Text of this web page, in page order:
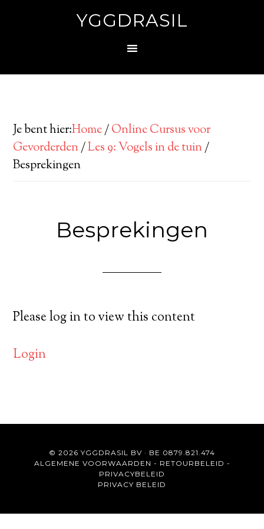
YGGDRASIL
Je bent hier:Home/Online Cursus voor
Gevorderden/Les 9: Vogels in de tuin/
Besprekingen
Besprekingen
Please log in to view this content
Login
© 2026 YGGDRASIL BV · BE 0879.821.474
ALGEMENE VOORWAARDEN - RETOURBELEID -
PRIVACYBELEID
PRIVACY BELEID